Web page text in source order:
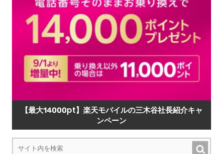
【最大14000pt】楽天モバイルの三木谷社長紹介キャ
ンペーン